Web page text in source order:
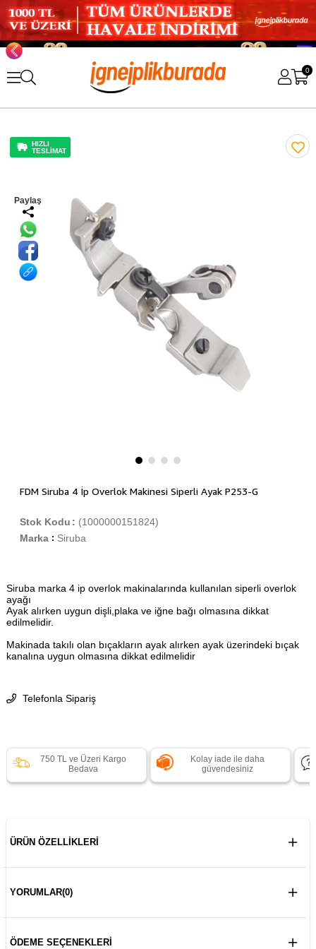
0
HIZLI
TESLİMAT
Paylaş
FDM Siruba 4 İp Overlok Makinesi Siperli Ayak P253-G
(1000000151824)
Stok Kodu
Marka : Siruba
Siruba marka 4 ip overlok makinalarında kullanılan siperli overlok
ayağı
Ayak alırken uygun dişli,plaka ve iğne bağı olmasına dikkat
edilmelidir.
Makinada takılı olan bıçakların ayak alırken ayak üzerindeki bıçak
kanalına uygun olmasına dikkat edilmelidir
Telefonla Sipariş
750 TL ve Üzeri Kargo
Bedava
Kolay iade ile daha
güvendesiniz
ÜRÜN ÖZELLIKLERI
YORUMLAR(0)
ÖDEME SEÇENEKLERI